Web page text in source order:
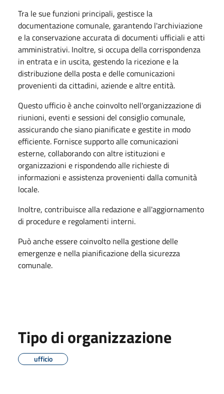
Tra le sue funzioni principali, gestisce la
documentazione comunale, garantendo l'archiviazione
e la conservazione accurata di documenti ufficiali e atti
amministrativi. Inoltre, si occupa della corrispondenza
in entrata e in uscita, gestendo la ricezione e la
distribuzione della posta e delle comunicazioni
provenienti da cittadini, aziende e altre entità.
Questo ufficio è anche coinvolto nell'organizzazione di
riunioni, eventi e sessioni del consiglio comunale,
assicurando che siano pianificate e gestite in modo
efficiente. Fornisce supporto alle comunicazioni
esterne, collaborando con altre istituzioni e
organizzazioni e rispondendo alle richieste di
informazioni e assistenza provenienti dalla comunità
locale.
Inoltre, contribuisce alla redazione e all'aggiornamento
di procedure e regolamenti interni.
Può anche essere coinvolto nella gestione delle
emergenze e nella pianificazione della sicurezza
comunale.
Tipo di organizzazione
ufficio